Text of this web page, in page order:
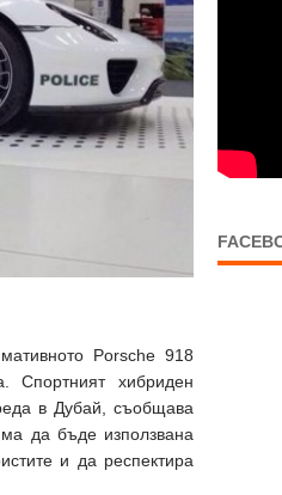
Porsche 918
Спортният хибриден
в Дубай, съобщава
да бъде използвана
и да респектира